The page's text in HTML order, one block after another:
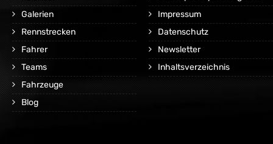
Galerien
Rennstrecken
Fahrer
Teams
Fahrzeuge
Blog
Impressum
Datenschutz
Newsletter
Inhaltsverzeichnis